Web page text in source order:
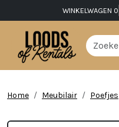
WINKELWAGEN 0
Home Meubilair Poefjes